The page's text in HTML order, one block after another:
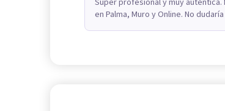
en Palma, Muro y Online. No